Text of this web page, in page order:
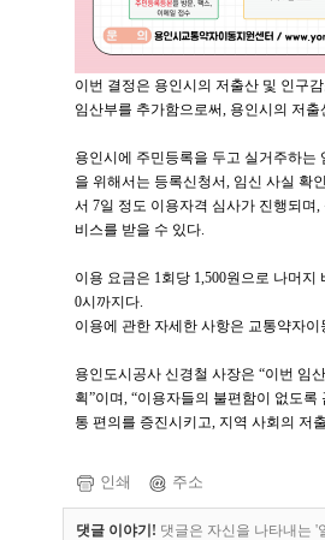
이번 결정은 용인시의 저출산 및 인구
임산부를 추가함으로써, 용인시의 저
용인시에 주민등록을 두고 실거주하는
을 위해서는 등록신청서, 임신 사실 확
서 7일 정도 이용자격 심사가 진행되며
비스를 받을 수 있다.
이용 요금은 1회당 1,500원으로 나머
0시까지다.
이용에 관한 자세한 사항은 교통약자
용인도시공사 신경철 사장은 “이번 임
획”이며, “이용자들의 불편함이 없도
통 편의를 증진시키고, 지역 사회의 저
인쇄 주소
댓글 이야기! 댓글은 자신을 나타내는